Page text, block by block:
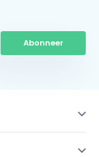
Abonneer